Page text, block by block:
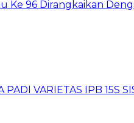
Ke 96 Dirangkaikan
VARIETAS IPB 15S